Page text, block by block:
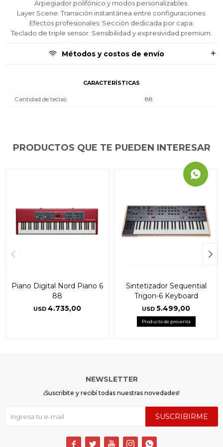
Arpegiador polifónico y modos personalizables.
Layer Scene: Transición instantánea entre configuraciones.
Efectos profesionales: Sección dedicada por capa.
Teclado de triple sensor: Sensibilidad y expresividad premium.
Métodos y costos de envío
CARACTERÍSTICAS
Cantidad de teclas 88
PRODUCTOS QUE TE PUEDEN INTERESAR
Piano Digital Nord Piano 6
88
USD 4.735,00
Sintetizador Sequential
Trigon-6 Keyboard
USD 5.499,00
Producto de preventa
NEWSLETTER
¡Suscribite y recibí todas nuestras novedades!
SUSCRIBIRME
    